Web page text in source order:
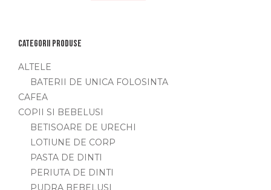
Categorii produse
ALTELE
BATERII DE UNICA FOLOSINTA
CAFEA
COPII SI BEBELUSI
BETISOARE DE URECHI
LOTIUNE DE CORP
PASTA DE DINTI
PERIUTA DE DINTI
PUDRA BEBELUSI